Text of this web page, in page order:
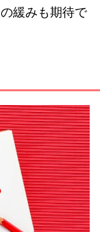
緩みも期待で